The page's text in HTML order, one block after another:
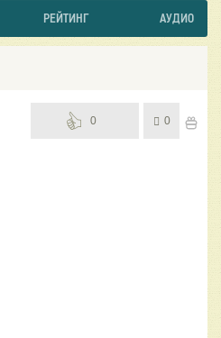
РЕЙТИНГ АУДИО
0 0